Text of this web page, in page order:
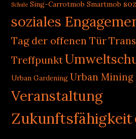
Schule Sing-Carrotmob Smartmob
soziales
Tag der offenen Tür
Treffpunkt
Urban Gardening Urban Mining
Veranstaltung
Zukunftsfähigkeit